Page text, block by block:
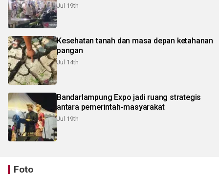
Jul 19th
Kesehatan tanah dan masa depan ketahanan
pangan
Jul 14th
Bandarlampung Expo jadi ruang strategis
antara pemerintah-masyarakat
Jul 19th
Foto